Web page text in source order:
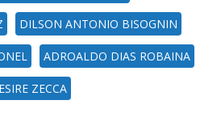
DILSON ANTONIO BISOGNIN
ADROALDO DIAS ROBAINA
ZECCA